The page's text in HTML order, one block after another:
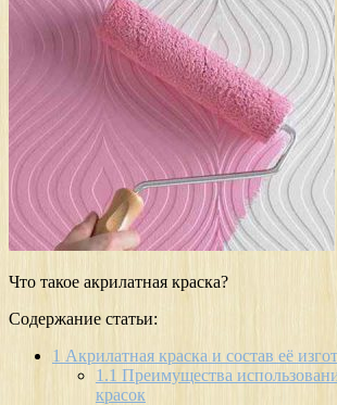
Что такое акрилатная краска?
Содержание статьи:
1 Акрилатная краска и состав её
1.1 Преимущества
красок